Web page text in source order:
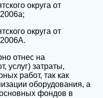
округа от
округа от
отнес на
услуг) затраты,
работ, так как
оборудования, а
фондов в